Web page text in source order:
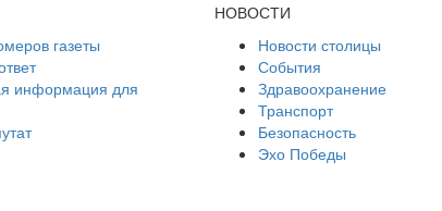
газеты
информация для
НОВОСТИ
Новости столицы
События
Здравоохранение
Транспорт
Безопасность
Эхо Победы